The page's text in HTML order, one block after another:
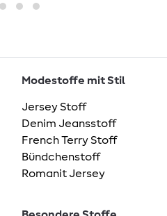
Modestoffe mit Stil
Jersey Stoff
Denim Jeansstoff
French Terry Stoff
Bündchenstoff
Romanit Jersey